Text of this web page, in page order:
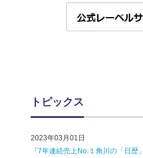
トピックス
2023年03月01日
『7年連続売上No.１角川の「日